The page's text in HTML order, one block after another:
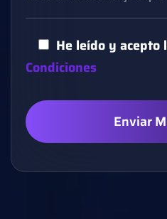
He leído y acepto
Condiciones
Enviar